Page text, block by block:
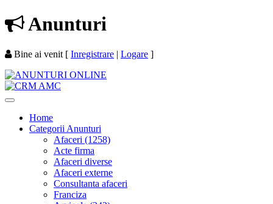
Anunturi
Bine ai venit [ Inregistrare | Logare ]
Home
Categorii Anunturi
Afaceri (1258)
Acte firma
Afaceri diverse
Afaceri externe
Consultanta afaceri
Franciza